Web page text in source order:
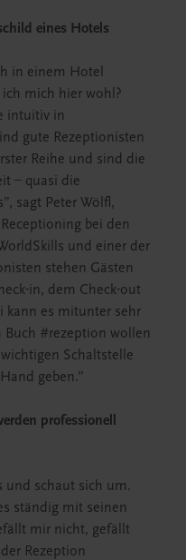
eines Hotels
in einem Hotel
mich hier wohl?
intuitiv in
gute Rezeptionisten
Reihe und sind die
– quasi die
sagt Peter Wölfl,
bei den
und einer der
stehen Gästen
in, dem Check-out
kann es mitunter sehr
Buch #rezeption wollen
Schaltstelle
geben.”
professionell
und schaut sich um.
ständig mit seinen
mir nicht, gefällt
Rezeption